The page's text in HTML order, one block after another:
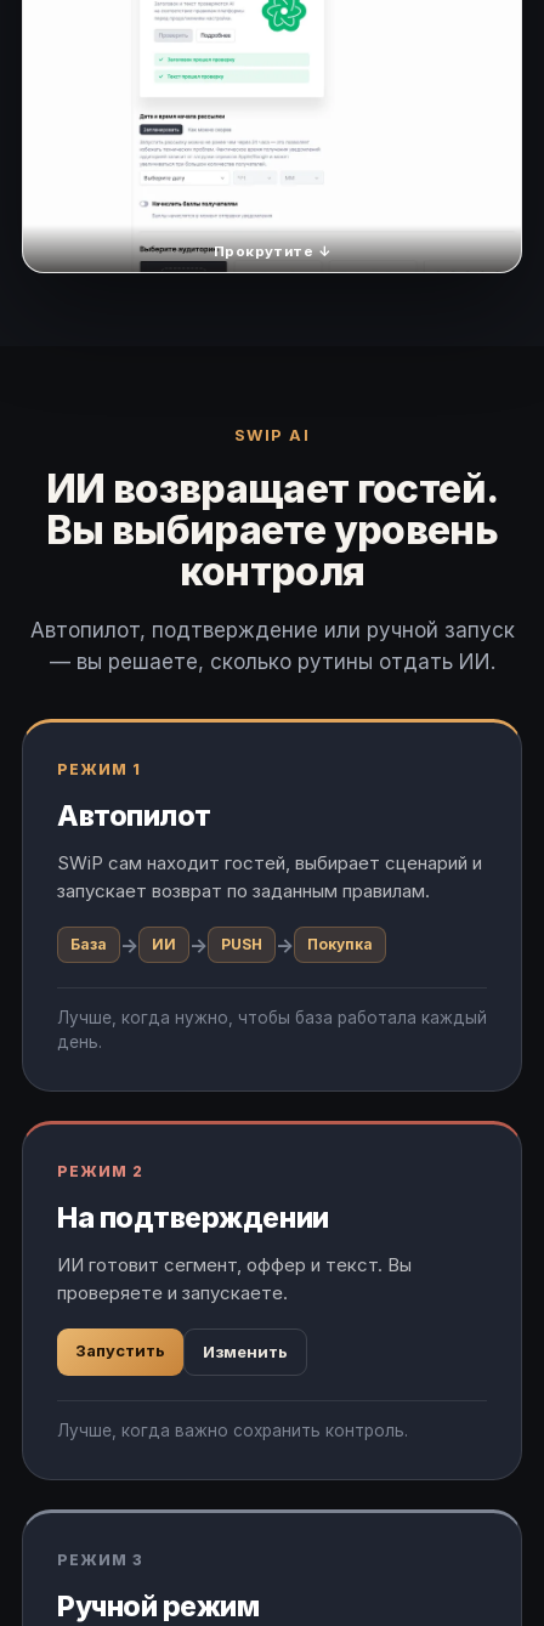
Прокрутите ↓
SWIP AI
ИИ возвращает гостей.
Вы выбираете уровень
контроля
Автопилот, подтверждение или ручной запуск
— вы решаете, сколько рутины отдать ИИ.
РЕЖИМ 1
Автопилот
SWiP сам находит гостей, выбирает сценарий и
запускает возврат по заданным правилам.
База → ИИ → PUSH → Покупка
Лучше, когда нужно, чтобы база работала каждый
день.
РЕЖИМ 2
На подтверждении
ИИ готовит сегмент, оффер и текст. Вы
проверяете и запускаете.
Запустить Изменить
Лучше, когда важно сохранить контроль.
РЕЖИМ 3
Ручной режим